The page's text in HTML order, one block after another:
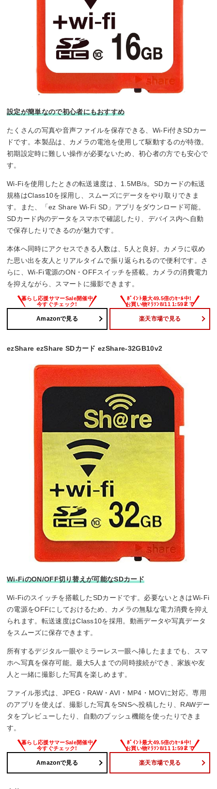
設定が簡単なので初心者にもおすすめ
たくさんの写真や音声ファイルを保存できる、Wi-Fi付きSDカー
ドです。本製品は、カメラの電池を使用して駆動するのが特徴。
初期設定時に難しい操作が必要ないため、初心者の方でも安心で
す。
Wi-Fiを使用したときの転送速度は、1.5MB/s。SDカードの転送
規格はClass10を採用し、スムーズにデータをやり取りできま
す。また、「ez Share Wi-Fi SD」アプリをダウンロード可能。
SDカード内のデータをスマホで確認したり、デバイス内へ自動
で保存したりできるのが魅力です。
本体へ同時にアクセスできる人数は、5人と良好。カメラに収め
た思い出を友人とリアルタイムで振り返られるので便利です。さ
らに、Wi-Fi電源のON・OFFスイッチを搭載。カメラの消費電力
を抑えながら、スマートに撮影できます。
Amazonで見る 楽天市場で見る
ezShare ezShare SDカード ezShare-32GB10v2
Wi-FiのON/OFF切り替えが可能なSDカード
Wi-Fiのスイッチを搭載したSDカードです。必要ないときはWi-Fi
の電源をOFFにしておけるため、カメラの無駄な電力消費を抑え
られます。転送速度はClass10を採用。動画データや写真データ
をスムーズに保存できます。
所有するデジタル一眼やミラーレス一眼へ挿したままでも、スマ
ホへ写真を保存可能。最大5人までの同時接続ができ、家族や友
人と一緒に撮影した写真を楽しめます。
ファイル形式は、JPEG・RAW・AVI・MP4・MOVに対応。専用
のアプリを使えば、撮影した写真をSNSへ投稿したり、RAWデー
タをプレビューしたり、自動のプッシュ機能を使ったりできま
す。
Amazonで見る 楽天市場で見る